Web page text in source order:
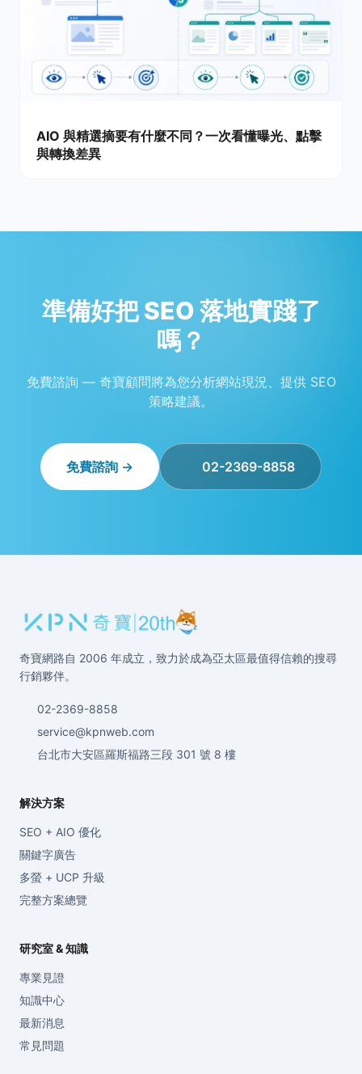
AIO 與精選摘要有什麼不同？一次看懂曝光、點擊
與轉換差異
準備好把 SEO 落地實踐了
嗎？
免費諮詢 — 奇寶顧問將為您分析網站現況、提供 SEO
策略建議。
免費諮詢 → 02-2369-8858
奇寶網路自 2006 年成立，致力於成為亞太區最值得信賴的搜尋
行銷夥伴。
02-2369-8858
service@kpnweb.com
台北市大安區羅斯福路三段 301 號 8 樓
解決方案
SEO + AIO 優化
關鍵字廣告
多螢 + UCP 升級
完整方案總覽
研究室 & 知識
專業見證
知識中心
最新消息
常見問題